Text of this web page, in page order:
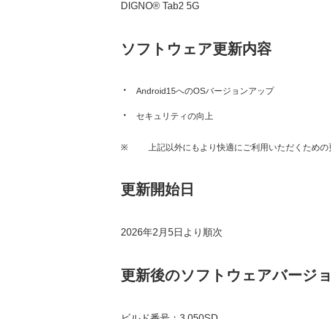
DIGNO® Tab2 5G
ソフトウェア更新内容
Android15へのOSバージョンアップ
セキュリティの向上
※ 上記以外にもより快適にご利用いただくための
更新開始日
2026年2月5日より順次
更新後のソフトウェアバージ